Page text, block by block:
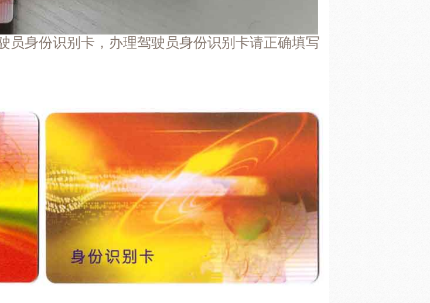
2分钟前
货车驾驶员身份识别卡（驾驶人信息卡） - 顺
3分钟前
货车驾驶员身份识别卡（驾驶人信息卡） - 顺
丰快递（预计明日送达）
云南
柳*[135****8051]
3分钟前
货车驾驶员身份识别卡（驾驶人信息卡） - 顺
丰快递（预计明日送达）
云南
陈*[135****5509]
2分钟前
货车驾驶员身份识别卡（驾驶人信息卡） - 顺
员身份识别卡，办理驾驶员身份识别卡请正确填写